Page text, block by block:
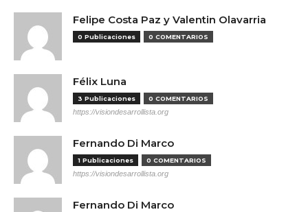
Felipe Costa Paz y Valentin Olavarria
0 Publicaciones 0 COMENTARIOS
Félix Luna
3 Publicaciones 0 COMENTARIOS
https://visiondesarrollista.org
Fernando Di Marco
1 Publicaciones 0 COMENTARIOS
https://visiondesarrollista.org
Fernando Di Marco